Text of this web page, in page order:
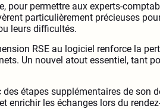
pour permettre aux experts-
particulièrement précieuses
leurs difficultés.
RSE au logiciel renforce la
Un nouvel atout essentiel, tant
étapes supplémentaires de son
enrichir les échanges lors du